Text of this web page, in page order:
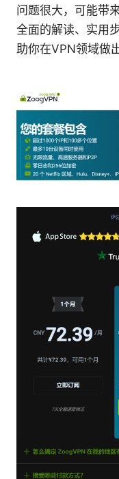
问题很大，可能带
全面的解读、实用
助你在VPN领域做